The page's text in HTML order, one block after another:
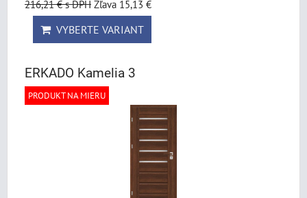
216,21 €s DPH Zľava 15,13 €
VYBERTE VARIANT
ERKADO Kamelia 3
PRODUKT NA MIERU